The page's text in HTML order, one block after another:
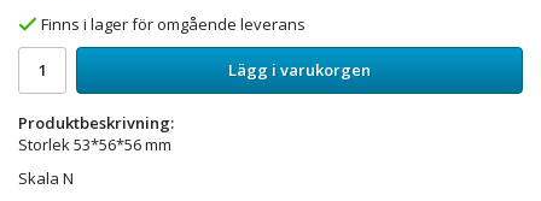
Finns i lager för omgående leverans
Lägg i varukorgen
Produktbeskrivning:
Storlek 53*56*56 mm
Skala N